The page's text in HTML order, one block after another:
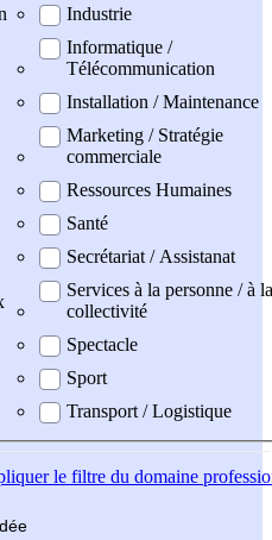
Industrie
Informatique /
Télécommunication
Installation / Maintenance
Marketing / Stratégie
commerciale
Ressources Humaines
Santé
Secrétariat / Assistanat
Services à la personne / à la
collectivité
Spectacle
Sport
Transport / Logistique
le filtre du domaine